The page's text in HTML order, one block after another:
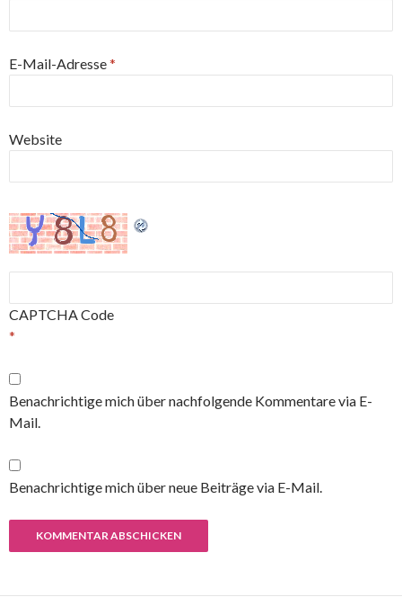
E-Mail-Adresse*
Website
CAPTCHA Code
*
Benachrichtige mich über nachfolgende Kommentare via E-
Mail.
Benachrichtige mich über neue Beiträge via E-Mail.